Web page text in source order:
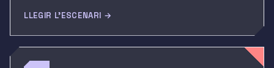
LLEGIR L'ESCENARI →